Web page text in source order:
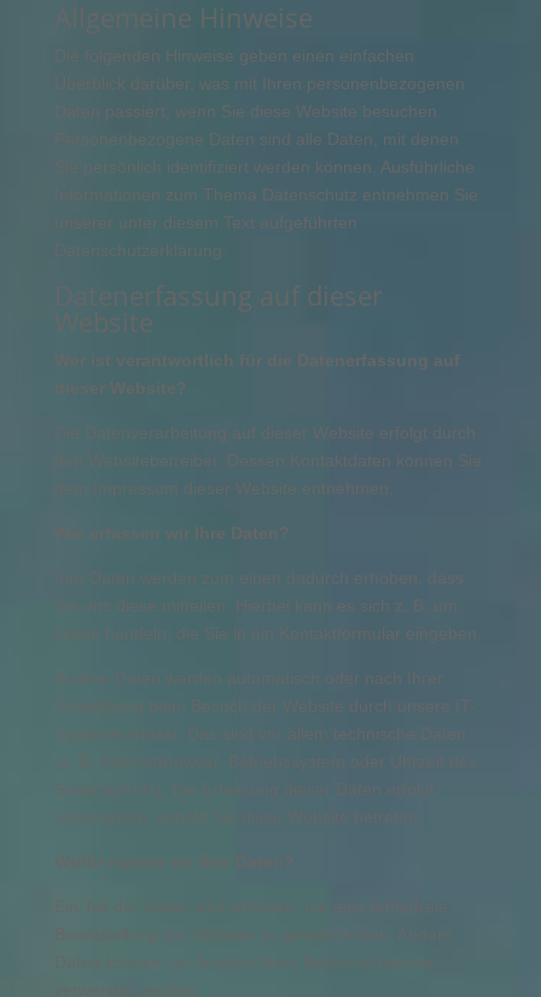
Allgemeine Hinweise
Die folgenden Hinweise geben einen einfachen
Überblick darüber, was mit Ihren personenbezogenen
Daten passiert, wenn Sie diese Website besuchen.
Personenbezogene Daten sind alle Daten, mit denen
Sie persönlich identifiziert werden können. Ausführliche
Informationen zum Thema Datenschutz entnehmen Sie
unserer unter diesem Text aufgeführten
Datenschutzerklärung.
Datenerfassung auf dieser
Website
Wer ist verantwortlich für die Datenerfassung auf
dieser Website?
Die Datenverarbeitung auf dieser Website erfolgt durch
den Websitebetreiber. Dessen Kontaktdaten können Sie
dem Impressum dieser Website entnehmen.
Wie erfassen wir Ihre Daten?
Ihre Daten werden zum einen dadurch erhoben, dass
Sie uns diese mitteilen. Hierbei kann es sich z. B. um
Daten handeln, die Sie in ein Kontaktformular eingeben.
Andere Daten werden automatisch oder nach Ihrer
Einwilligung beim Besuch der Website durch unsere IT-
Systeme erfasst. Das sind vor allem technische Daten
(z. B. Internetbrowser, Betriebssystem oder Uhrzeit des
Seitenaufrufs). Die Erfassung dieser Daten erfolgt
automatisch, sobald Sie diese Website betreten.
Wofür nutzen wir Ihre Daten?
Ein Teil der Daten wird erhoben, um eine fehlerfreie
Bereitstellung der Website zu gewährleisten. Andere
Daten können zur Analyse Ihres Nutzerverhaltens